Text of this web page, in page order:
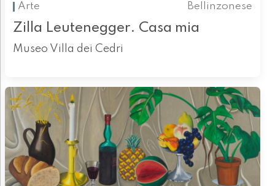
Arte
Bellinzonese
Zilla Leutenegger. Casa mia
Museo Villa dei Cedri